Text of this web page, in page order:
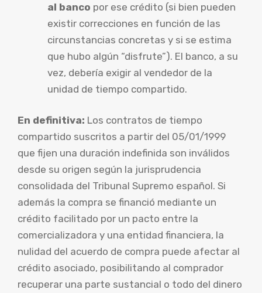
al banco por ese crédito (si bien pueden
existir correcciones en función de las
circunstancias concretas y si se estima
que hubo algún “disfrute”). El banco, a su
vez, debería exigir al vendedor de la
unidad de tiempo compartido.
En definitiva: Los contratos de tiempo
compartido suscritos a partir del 05/01/1999
que fijen una duración indefinida son inválidos
desde su origen según la jurisprudencia
consolidada del Tribunal Supremo español. Si
además la compra se financió mediante un
crédito facilitado por un pacto entre la
comercializadora y una entidad financiera, la
nulidad del acuerdo de compra puede afectar al
crédito asociado, posibilitando al comprador
recuperar una parte sustancial o todo del dinero